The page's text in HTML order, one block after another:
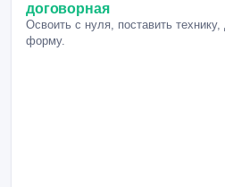
договорная
Освоить с нуля, поставить
форму.